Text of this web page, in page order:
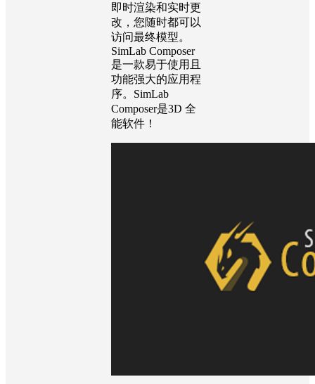
即时渲染和实时更
改，您随时都可以
访问最终模型。
SimLab Composer
是一款易于使用且
功能强大的应用程
序。SimLab
Composer是3D 全
能软件！